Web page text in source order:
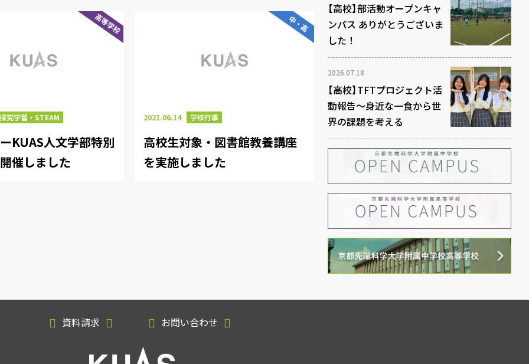
高等学校
探究学習・STEAM
KUAS人文学部特別
催しました
中・高
2021.06.14 学校行事
高校生対象・図書館教養講座
を実施しました
【高校】部活動オープンキャ
ンパス ありがとうございま
した！
2026.07.18
【高校】TFTプロジェクト活
動報告～身近な一食から世
界の課題を考える
資料請求 お問い合わせ